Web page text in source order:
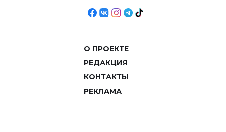
О ПРОЕКТЕ
РЕДАКЦИЯ
КОНТАКТЫ
РЕКЛАМА